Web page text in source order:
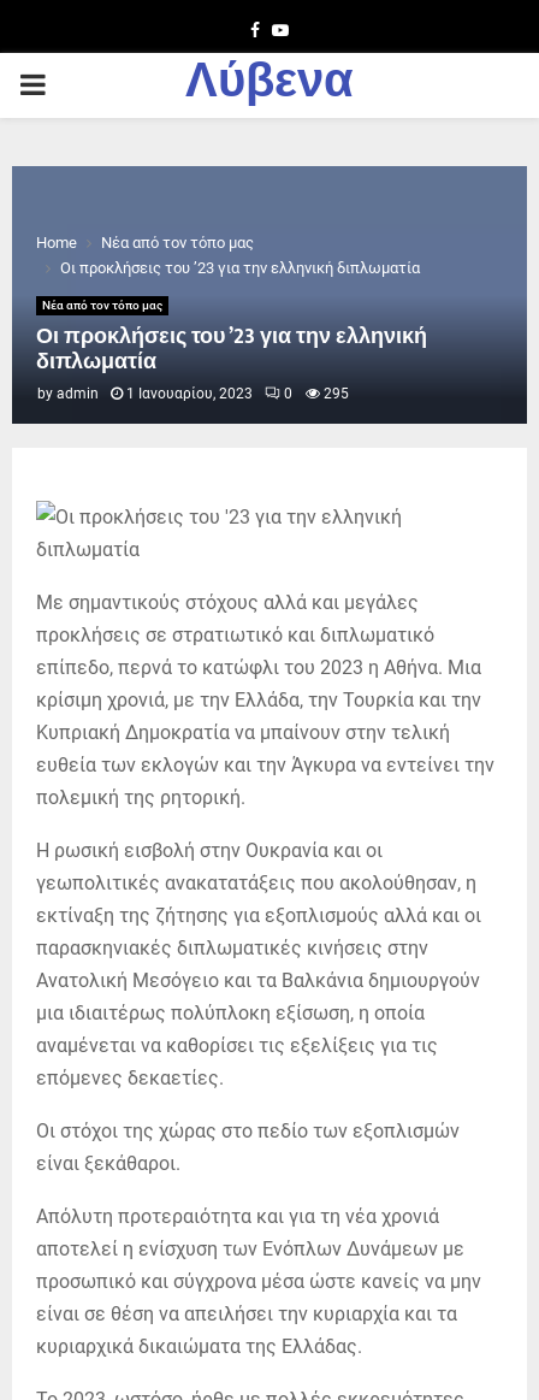
Facebook
Youtube
PRIMARY
Λύβενα
Home
Νέα από τον τόπο μας
Οι προκλήσεις του ’23 για την ελληνική διπλωματία
Νέα από τον τόπο μας
Οι προκλήσεις του ’23 για την ελληνική
διπλωματία
by admin 1 Ιανουαρίου, 2023 0 295
Με σημαντικούς στόχους αλλά και μεγάλες
προκλήσεις σε στρατιωτικό και διπλωματικό
επίπεδο, περνά το κατώφλι του 2023 η Αθήνα. Μια
κρίσιμη χρονιά, με την Ελλάδα, την Τουρκία και την
Κυπριακή Δημοκρατία να μπαίνουν στην τελική
ευθεία των εκλογών και την Άγκυρα να εντείνει την
πολεμική της ρητορική.
Η ρωσική εισβολή στην Ουκρανία και οι
γεωπολιτικές ανακατατάξεις που ακολούθησαν, η
εκτίναξη της ζήτησης για εξοπλισμούς αλλά και οι
παρασκηνιακές διπλωματικές κινήσεις στην
Ανατολική Μεσόγειο και τα Βαλκάνια δημιουργούν
μια ιδιαιτέρως πολύπλοκη εξίσωση, η οποία
αναμένεται να καθορίσει τις εξελίξεις για τις
επόμενες δεκαετίες.
Οι στόχοι της χώρας στο πεδίο των εξοπλισμών
είναι ξεκάθαροι.
Απόλυτη προτεραιότητα και για τη νέα χρονιά
αποτελεί η ενίσχυση των Ενόπλων Δυνάμεων με
προσωπικό και σύγχρονα μέσα ώστε κανείς να μην
είναι σε θέση να απειλήσει την κυριαρχία και τα
κυριαρχικά δικαιώματα της Ελλάδας.